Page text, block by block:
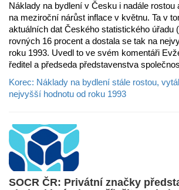
Náklady na bydlení v Česku i nadále
na meziroční nárůst inflace v květnu. Ta v
aktuálních dat Českého statistického úřadu
rovných 16 procent a dostala se tak na
roku 1993. Uvedl to ve svém komentáři
ředitel a předseda představenstva
Korec: Náklady na bydlení stále rostou,
nejvyšší hodnotu od roku 1993
SOCR ČR: Privátní značky